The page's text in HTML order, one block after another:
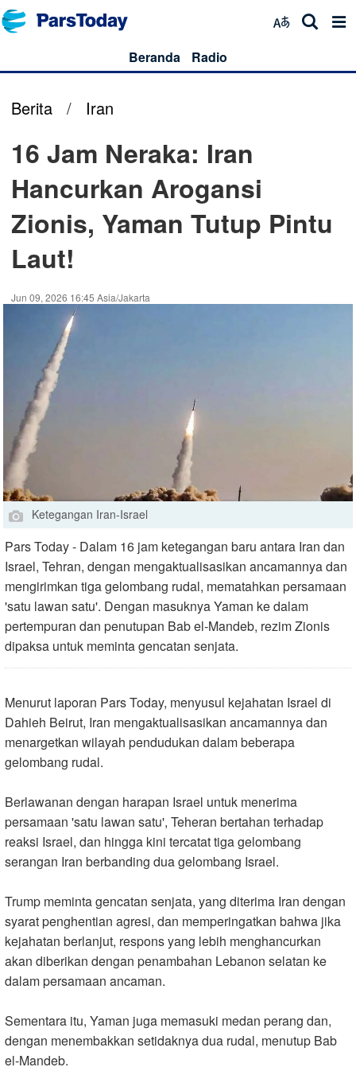
Beranda Radio
Berita / Iran
16 Jam Neraka: Iran
Hancurkan Arogansi
Zionis, Yaman Tutup Pintu
Laut!
Jun 09, 2026 16:45 Asia/Jakarta
Ketegangan Iran-Israel
Pars Today - Dalam 16 jam ketegangan baru antara Iran dan
Israel, Tehran, dengan mengaktualisasikan ancamannya dan
mengirimkan tiga gelombang rudal, mematahkan persamaan
'satu lawan satu'. Dengan masuknya Yaman ke dalam
pertempuran dan penutupan Bab el-Mandeb, rezim Zionis
dipaksa untuk meminta gencatan senjata.
Menurut laporan Pars Today, menyusul kejahatan Israel di
Dahieh Beirut, Iran mengaktualisasikan ancamannya dan
menargetkan wilayah pendudukan dalam beberapa
gelombang rudal.
Berlawanan dengan harapan Israel untuk menerima
persamaan 'satu lawan satu', Teheran bertahan terhadap
reaksi Israel, dan hingga kini tercatat tiga gelombang
serangan Iran berbanding dua gelombang Israel.
Trump meminta gencatan senjata, yang diterima Iran dengan
syarat penghentian agresi, dan memperingatkan bahwa jika
kejahatan berlanjut, respons yang lebih menghancurkan
akan diberikan dengan penambahan Lebanon selatan ke
dalam persamaan ancaman.
Sementara itu, Yaman juga memasuki medan perang dan,
dengan menembakkan setidaknya dua rudal, menutup Bab
el-Mandeb.